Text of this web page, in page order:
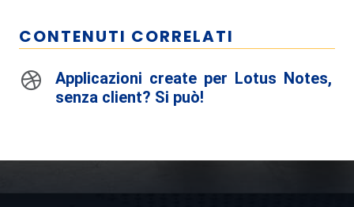
CONTENUTI CORRELATI
Applicazioni create per Lotus Notes,
senza client? Si può!